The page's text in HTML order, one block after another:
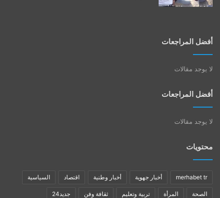
أفضل المراجعات
لا يوجد مقالات
أفضل المراجعات
لا يوجد مقالات
محتويات
merhabet tr أخبار جهوية أخبار وطنية اقتصاد السياسية
الصحة المرأة تربية وتعليم ثقافة وفن جديد24